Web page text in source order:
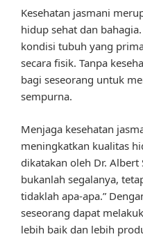
Kesehatan jasmani
hidup sehat dan
kondisi tubuh yang
secara fisik. Tanpa
bagi seseorang untuk
sempurna.
Menjaga kesehatan
meningkatkan kualitas
dikatakan oleh Dr. Albert
bukanlah segalanya,
tidaklah apa-apa.”
seseorang dapat
lebih baik dan lebih